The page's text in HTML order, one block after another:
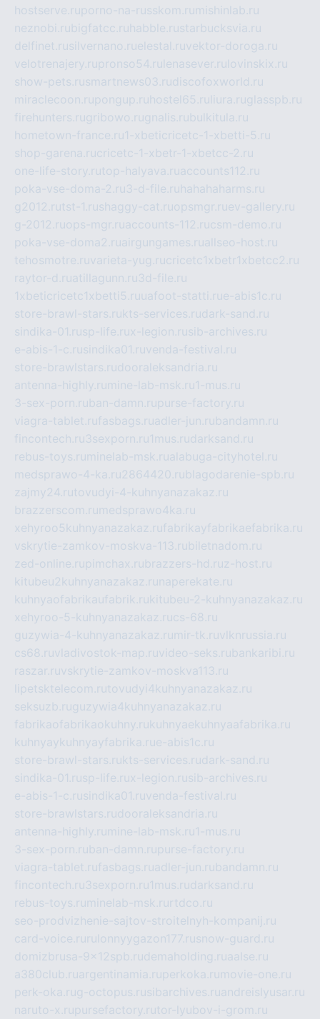
hostserve.ruporno-na-russkom.ru mishinlab.ru
neznobi.rubigfatcc.ru habble.rustarbucksvia.ru
delfinet.rusilvernano.ruelestal.ruvektor-doroga.ru
velotrenajery.rupronso54.ru lenasever.ru lovinskix.ru
show-pets.rusmartnews03.rudiscofoxworld.ru
miraclecoon.rupongup.ru hostel65.ru liura.ruglasspb.ru
firehunters.rugribowo.rugnalis.rubulkitula.ru
hometown-france.ru1-xbeticricetc-1-xbetti-5.ru
shop-garena.rucricetc-1-xbetr-1-xbetcc-2.ru
one-life-story.rutop-halyava.ruaccounts112.ru
poka-vse-doma-2.ru3-d-file.ru hahahaharms.ru
g2012.rutst-1.rushaggy-cat.ruopsmgr.ruev-gallery.ru
g-2012.ruops-mgr.ruaccounts-112.rucsm-demo.ru
poka-vse-doma2.ruairgungames.ruallseo-host.ru
tehosmotre.ruvarieta-yug.rucricetc1xbetr1xbetcc2.ru
raytor-d.ruatillagunn.ru3d-file.ru
1xbeticricetc1xbetti5.ruuafoot-statti.rue-abis1c.ru
store-brawl-stars.rukts-services.rudark-sand.ru
sindika-01.rusp-life.rux-legion.rusib-archives.ru
e-abis-1-c.rusindika01.ruvenda-festival.ru
store-brawlstars.rudooraleksandria.ru
antenna-highly.ru mine-lab-msk.ru1-mus.ru
3-sex-porn.ruban-damn.rupurse-factory.ru
viagra-tablet.rufasbags.ruadler-jun.rubandamn.ru
fincontech.ru3sexporn.ru1mus.rudarksand.ru
rebus-toys.ru minelab-msk.rualabuga-cityhotel.ru
medsprawo-4-ka.ru2864420.rublagodarenie-spb.ru
zajmy24.rutovudyi-4-kuhnyanazakaz.ru
brazzerscom.ru medsprawo4ka.ru
xehyroo5kuhnyanazakaz.rufabrikayfabrikaefabrika.ru
vskrytie-zamkov-moskva-113.rubiletnadom.ru
zed-online.rupimchax.rubrazzers-hd.ruz-host.ru
kitubeu2kuhnyanazakaz.ru naperekate.ru
kuhnyaofabrikaufabrik.rukitubeu-2-kuhnyanazakaz.ru
xehyroo-5-kuhnyanazakaz.rucs-68.ru
guzywia-4-kuhnyanazakaz.ru mir-tk.ruvlknrussia.ru
cs68.ruvladivostok-map.ruvideo-seks.rubankaribi.ru
raszar.ruvskrytie-zamkov-moskva113.ru
lipetsktelecom.rutovudyi4kuhnyanazakaz.ru
seksuzb.ruguzywia4kuhnyanazakaz.ru
fabrikaofabrikaokuhny.rukuhnyaekuhnyaafabrika.ru
kuhnyaykuhnyayfabrika.rue-abis1c.ru
store-brawl-stars.rukts-services.rudark-sand.ru
sindika-01.rusp-life.rux-legion.rusib-archives.ru
e-abis-1-c.rusindika01.ruvenda-festival.ru
store-brawlstars.rudooraleksandria.ru
antenna-highly.ru mine-lab-msk.ru1-mus.ru
3-sex-porn.ruban-damn.rupurse-factory.ru
viagra-tablet.rufasbags.ruadler-jun.rubandamn.ru
fincontech.ru3sexporn.ru1mus.rudarksand.ru
rebus-toys.ru minelab-msk.ru rtdco.ru
seo-prodvizhenie-sajtov-stroitelnyh-kompanij.ru
card-voice.ru rulonnyygazon177.rusnow-guard.ru
domizbrusa-9x12spb.rudemaholding.ruaalse.ru
a380club.ruargentinamia.ruperkoka.ru movie-one.ru
perk-oka.rug-octopus.rusibarchives.ruandreislyusar.ru
naruto-x.rupursefactory.rutor-lyubov-i-grom.ru